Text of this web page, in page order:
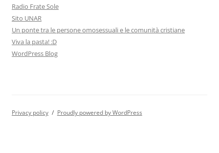
Radio Frate Sole
Sito UNAR
Un ponte tra le persone omosessuali e le comunità cristiane
Viva la pasta! :D
WordPress Blog
Privacy policy Proudly powered by WordPress